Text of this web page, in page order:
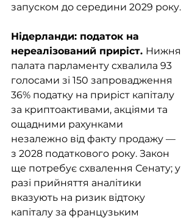
запуском до середини 2029 року.
Нідерланди: податок на
нереалізований приріст. Нижня
палата парламенту схвалила 93
голосами зі 150 запровадження
36% податку на приріст капіталу
за криптоактивами, акціями та
ощадними рахунками
незалежно від факту продажу —
з 2028 податкового року. Закон
ще потребує схвалення Сенату; у
разі прийняття аналітики
вказують на ризик відтоку
капіталу за французьким